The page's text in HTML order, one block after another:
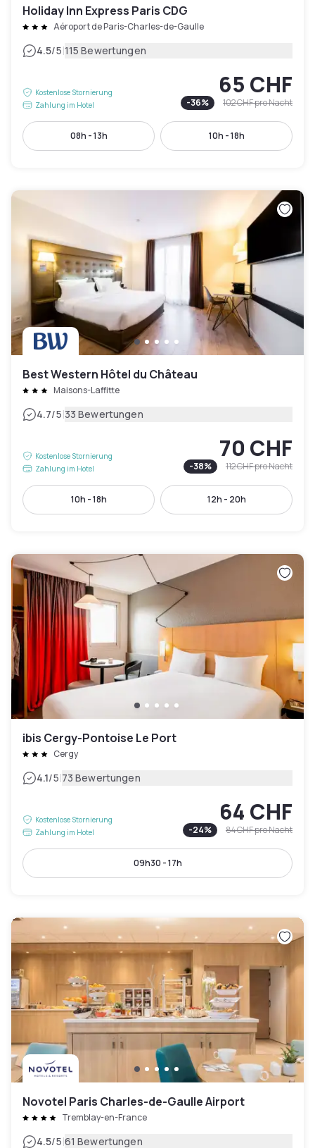
Holiday Inn Express Paris CDG
Aéroport de Paris-Charles-de-Gaulle
4.5/5|115 Bewertungen
Kostenlose Stornierung
Zahlung im Hotel
65 CHF
-36% 102 CHFpro Nacht
08h - 13h 10h - 18h
Best Western Hôtel du Château
Maisons-Laffitte
4.7/5|33 Bewertungen
Kostenlose Stornierung
Zahlung im Hotel
70 CHF
-38% 112 CHFpro Nacht
10h - 18h 12h - 20h
ibis Cergy-Pontoise Le Port
Cergy
4.1/5|73 Bewertungen
Kostenlose Stornierung
Zahlung im Hotel
64 CHF
-24% 84 CHFpro Nacht
09h30 - 17h
Novotel Paris Charles-de-Gaulle Airport
Tremblay-en-France
4.5/5|61 Bewertungen